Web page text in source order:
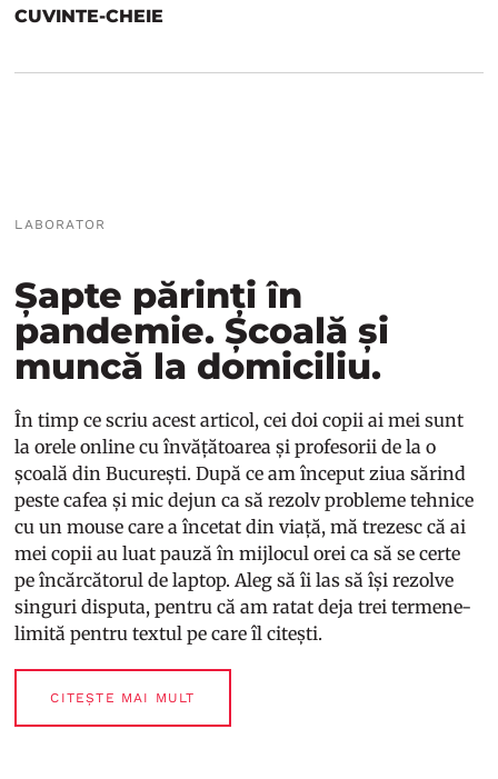
CUVINTE-CHEIE
LABORATOR
Șapte părinți în
pandemie. Școală și
muncă la domiciliu.
În timp ce scriu acest articol, cei doi copii ai mei sunt
la orele online cu învățătoarea și profesorii de la o
școală din București. După ce am început ziua sărind
peste cafea și mic dejun ca să rezolv probleme tehnice
cu un mouse care a încetat din viață, mă trezesc că ai
mei copii au luat pauză în mijlocul orei ca să se certe
pe încărcătorul de laptop. Aleg să îi las să își rezolve
singuri disputa, pentru că am ratat deja trei termene-
limită pentru textul pe care îl citești.
CITEȘTE MAI MULT